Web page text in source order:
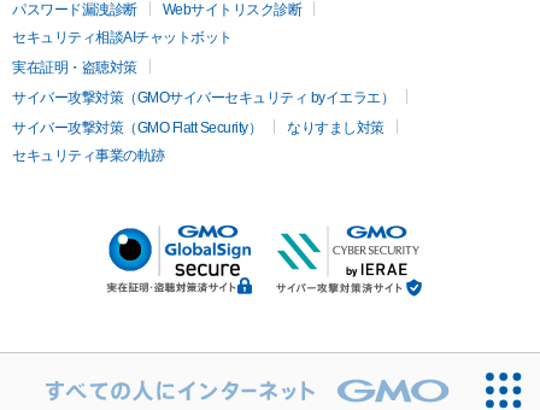
パスワード漏洩診断
Webサイトリスク診断
セキュリティ相談AIチャットボット
実在証明・盗聴対策
サイバー攻撃対策（GMOサイバーセキュリティ byイエラエ）
サイバー攻撃対策（GMO Flatt Security）
なりすまし対策
セキュリティ事業の軌跡